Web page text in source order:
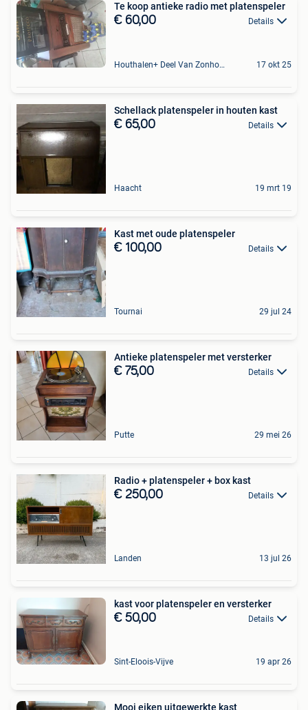
Te koop antieke radio met platenspeler
€ 60,00 Details
Houthalen+ Deel Van Zonhoven En Zolder 17 okt 25
Schellack platenspeler in houten kast
€ 65,00 Details
Haacht 19 mrt 19
Kast met oude platenspeler
€ 100,00 Details
Tournai 29 jul 24
Antieke platenspeler met versterker
€ 75,00 Details
Putte 29 mei 26
Radio + platenspeler + box kast
€ 250,00 Details
Landen 13 jul 26
kast voor platenspeler en versterker
€ 50,00 Details
Sint-Eloois-Vijve 19 apr 26
Mooi eiken uitgewerkte kast